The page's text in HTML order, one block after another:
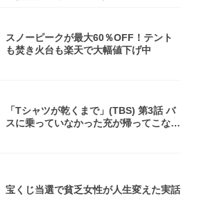
スノーピークが最大60％OFF！テント
も焚き火台も楽天で大幅値下げ中
「Tシャツが乾くまで」(TBS) 第3話 バ
スに乗っていなかった充が帰ってこな
宝くじ当選で貧乏女性が人生変えた実話